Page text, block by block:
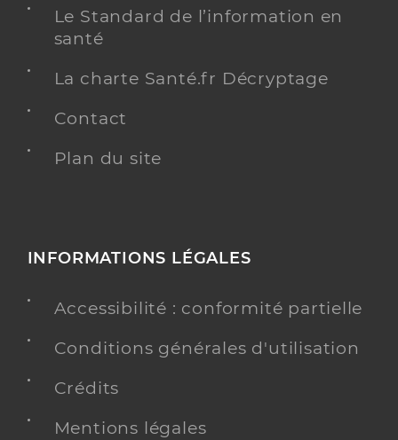
Le Standard de l’information en
santé
La charte Santé.fr Décryptage
Contact
Plan du site
INFORMATIONS LÉGALES
Accessibilité : conformité partielle
Conditions générales d'utilisation
Crédits
Mentions légales